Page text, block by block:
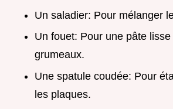
Un saladier: Pour mélanger
Un fouet: Pour une pâte
grumeaux.
Une spatule coudée: Pour
les plaques.